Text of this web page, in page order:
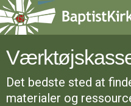
Spring
menu
over
gå
indhold Vend
tilbage
Det bedste sted at
materialer og